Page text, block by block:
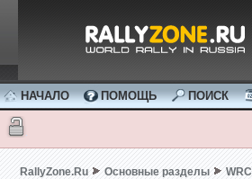
НАЧАЛО ПОМОЩЬ ПОИСК
RallyZone.Ru Основные разделы WRC